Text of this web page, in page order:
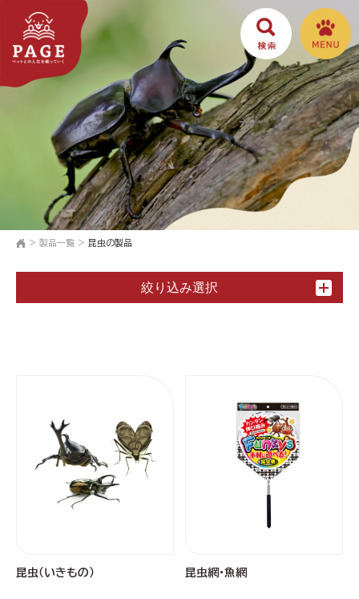
> 製品一覧 > 昆虫の製品
絞り込み選択
昆虫（いきもの） 昆虫網・魚網